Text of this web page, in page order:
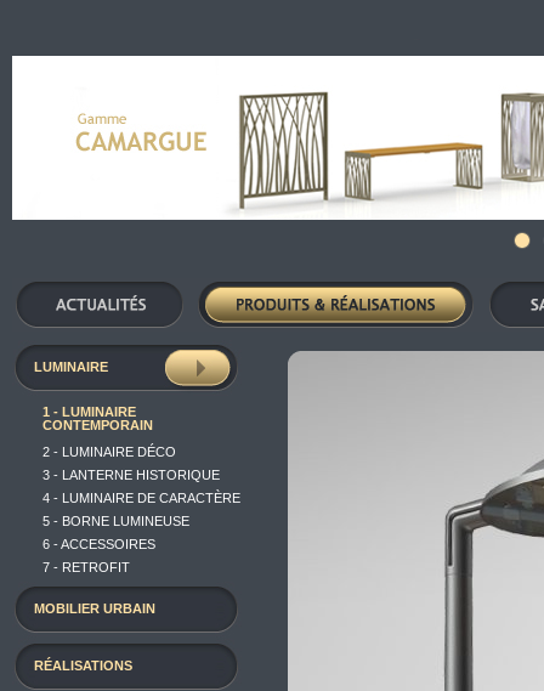
LUMINAIRE
1 - LUMINAIRE
CONTEMPORAIN
2 - LUMINAIRE DÉCO
3 - LANTERNE HISTORIQUE
4 - LUMINAIRE DE CARACTÈRE
5 - BORNE LUMINEUSE
6 - ACCESSOIRES
7 - RETROFIT
MOBILIER URBAIN
RÉALISATIONS